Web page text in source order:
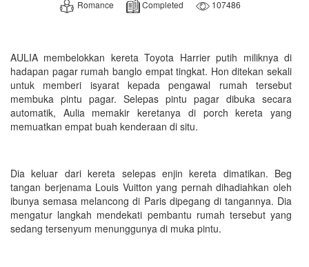
Romance Completed 107486
AULIA membelokkan kereta Toyota Harrier putih miliknya di
hadapan pagar rumah banglo empat tingkat. Hon ditekan sekali
untuk memberi isyarat kepada pengawal rumah tersebut
membuka pintu pagar. Selepas pintu pagar dibuka secara
automatik, Aulia memakir keretanya di porch kereta yang
memuatkan empat buah kenderaan di situ.
Dia keluar dari kereta selepas enjin kereta dimatikan. Beg
tangan berjenama Louis Vuitton yang pernah dihadiahkan oleh
ibunya semasa melancong di Paris dipegang di tangannya. Dia
mengatur langkah mendekati pembantu rumah tersebut yang
sedang tersenyum menunggunya di muka pintu.